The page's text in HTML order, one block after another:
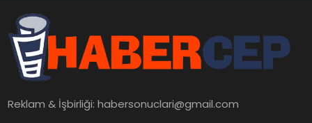
Reklam & İşbirliği:habersonuclari@gmail.com